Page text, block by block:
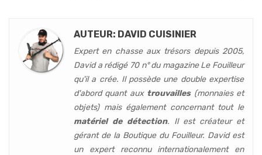
AUTEUR: DAVID CUISINIER
Expert en chasse aux trésors depuis 2005,
David a rédigé 70 n° du magazine Le Fouilleur
qu'il a crée. Il possède une double expertise
d'abord quant aux trouvailles (monnaies et
objets) mais également concernant tout le
matériel de détection. Il est créateur et
gérant de la Boutique du Fouilleur. David est
un expert reconnu internationalement en